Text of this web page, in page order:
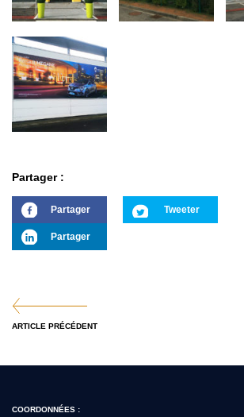
Partager :
Partager Tweeter
Partager
ARTICLE PRÉCÉDENT
COORDONNÉES :